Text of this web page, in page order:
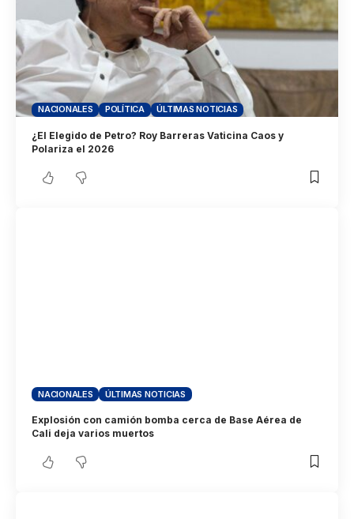
NACIONALES POLÍTICA ÚLTIMAS NOTICIAS
¿El Elegido de Petro? Roy Barreras Vaticina Caos y
Polariza el 2026
NACIONALES ÚLTIMAS NOTICIAS
Explosión con camión bomba cerca de Base Aérea de
Cali deja varios muertos